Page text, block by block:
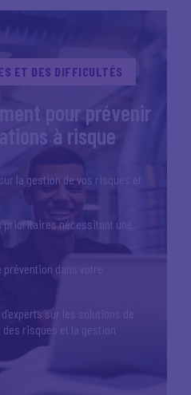
ET DES DIFFICULTÉS
pour prévenir
à risque
la gestion de vos risques et
nécessitant une
dans votre
sur les solutions de
risques et la gestion